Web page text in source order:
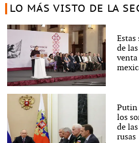
LO MÁS VISTO DE LA
Estas
de
venta
Putin
los
de
rusas